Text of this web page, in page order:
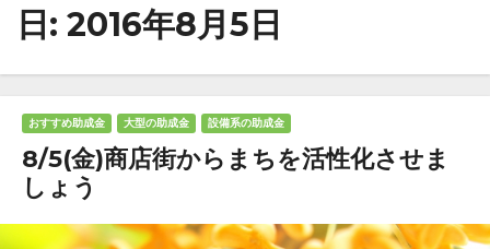
日: 2016年8月5日
おすすめ助成金 大型の助成金 設備系の助成金
8/5(金)商店街からまちを活性化させま
しょう